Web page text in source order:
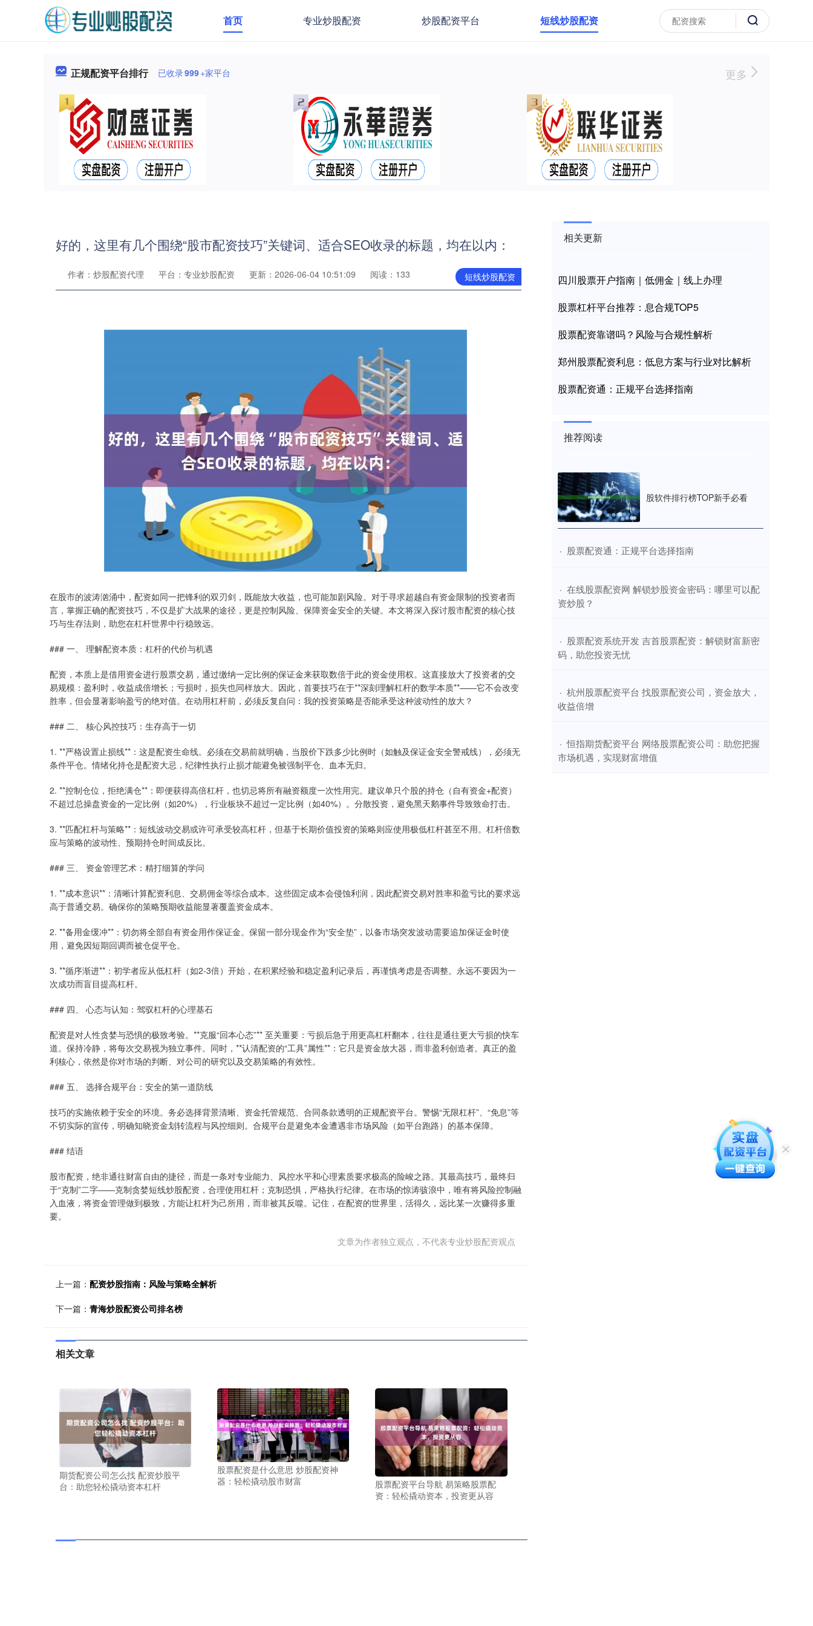
首页 专业炒股配资 炒股配资平台 短线炒股配资
正规配资平台排行 已收录999+家平台 更多
好的，这里有几个围绕“股市配资技巧”关键词、适合SEO收录的标题，均在以内：
短线炒股配资
作者：炒股配资代理 平台：专业炒股配资 更新：2026-06-04 10:51:09 阅读：133
在股市的波涛汹涌中，配资如同一把锋利的双刃剑，既能放大收益，也可能加剧风险。对于寻求超越自有资金限制的投资者而
言，掌握正确的配资技巧，不仅是扩大战果的途径，更是控制风险、保障资金安全的关键。本文将深入探讨股市配资的核心技
巧与生存法则，助您在杠杆世界中行稳致远。
### 一、 理解配资本质：杠杆的代价与机遇
配资，本质上是借用资金进行股票交易，通过缴纳一定比例的保证金来获取数倍于此的资金使用权。这直接放大了投资者的交
易规模：盈利时，收益成倍增长；亏损时，损失也同样放大。因此，首要技巧在于**深刻理解杠杆的数学本质**——它不会改变
胜率，但会显著影响盈亏的绝对值。在动用杠杆前，必须反复自问：我的投资策略是否能承受这种波动性的放大？
### 二、 核心风控技巧：生存高于一切
1. **严格设置止损线**：这是配资生命线。必须在交易前就明确，当股价下跌多少比例时（如触及保证金安全警戒线），必须无
条件平仓。情绪化持仓是配资大忌，纪律性执行止损才能避免被强制平仓、血本无归。
2. **控制仓位，拒绝满仓**：即便获得高倍杠杆，也切忌将所有融资额度一次性用完。建议单只个股的持仓（自有资金+配资）
不超过总操盘资金的一定比例（如20%），行业板块不超过一定比例（如40%）。分散投资，避免黑天鹅事件导致致命打击。
3. **匹配杠杆与策略**：短线波动交易或许可承受较高杠杆，但基于长期价值投资的策略则应使用极低杠杆甚至不用。杠杆倍数
应与策略的波动性、预期持仓时间成反比。
### 三、 资金管理艺术：精打细算的学问
1. **成本意识**：清晰计算配资利息、交易佣金等综合成本。这些固定成本会侵蚀利润，因此配资交易对胜率和盈亏比的要求远
高于普通交易。确保你的策略预期收益能显著覆盖资金成本。
2. **备用金缓冲**：切勿将全部自有资金用作保证金。保留一部分现金作为“安全垫”，以备市场突发波动需要追加保证金时使
用，避免因短期回调而被仓促平仓。
3. **循序渐进**：初学者应从低杠杆（如2-3倍）开始，在积累经验和稳定盈利记录后，再谨慎考虑是否调整。永远不要因为一
次成功而盲目提高杠杆。
### 四、 心态与认知：驾驭杠杆的心理基石
配资是对人性贪婪与恐惧的极致考验。**克服“回本心态”** 至关重要：亏损后急于用更高杠杆翻本，往往是通往更大亏损的快车
道。保持冷静，将每次交易视为独立事件。同时，**认清配资的“工具”属性**：它只是资金放大器，而非盈利创造者。真正的盈
利核心，依然是你对市场的判断、对公司的研究以及交易策略的有效性。
### 五、 选择合规平台：安全的第一道防线
技巧的实施依赖于安全的环境。务必选择背景清晰、资金托管规范、合同条款透明的正规配资平台。警惕“无限杠杆”、“免息”等
不切实际的宣传，明确知晓资金划转流程与风控细则。合规平台是避免本金遭遇非市场风险（如平台跑路）的基本保障。
### 结语
股市配资，绝非通往财富自由的捷径，而是一条对专业能力、风控水平和心理素质要求极高的险峻之路。其最高技巧，最终归
于“克制”二字——克制贪婪短线炒股配资，合理使用杠杆；克制恐惧，严格执行纪律。在市场的惊涛骇浪中，唯有将风险控制融
入血液，将资金管理做到极致，方能让杠杆为己所用，而非被其反噬。记住，在配资的世界里，活得久，远比某一次赚得多重
要。
文章为作者独立观点，不代表专业炒股配资观点
上一篇： 配资炒股指南：风险与策略全解析
下一篇： 青海炒股配资公司排名榜
相关文章
期货配资公司怎么找 配资炒股平
台：助您轻松撬动资本杠杆
股票配资是什么意思 炒股配资神
器：轻松撬动股市财富
股票配资平台导航 易策略股票配
资：轻松撬动资本，投资更从容
相关更新
四川股票开户指南｜低佣金｜线上办理
股票杠杆平台推荐：息合规TOP5
股票配资靠谱吗？风险与合规性解析
郑州股票配资利息：低息方案与行业对比解析
股票配资通：正规平台选择指南
推荐阅读
股软件排行榜TOP新手必看
· ​股票配资通：正规平台选择指南
· ​在线股票配资网 解锁炒股资金密码：哪里可以配
资炒股？
· ​股票配资系统开发 吉首股票配资：解锁财富新密
码，助您投资无忧
· ​杭州股票配资平台 找股票配资公司，资金放大，
收益倍增
· ​恒指期货配资平台 网络股票配资公司：助您把握
市场机遇，实现财富增值